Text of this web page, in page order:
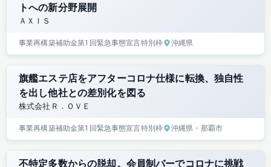
トへの新分野展開
ＡＸＩＳ
事業再構築補助金第1回緊急事態宣言特別枠 沖縄県
旗艦エステ店をアフターコロナ仕様に転換、独自性
を出し他社との差別化を図る
株式会社Ｒ．ＯＶＥ
事業再構築補助金第1回緊急事態宣言特別枠 沖縄県 ・那覇市
不特定多数からの脱却。会員制バーでコロナに挑戦